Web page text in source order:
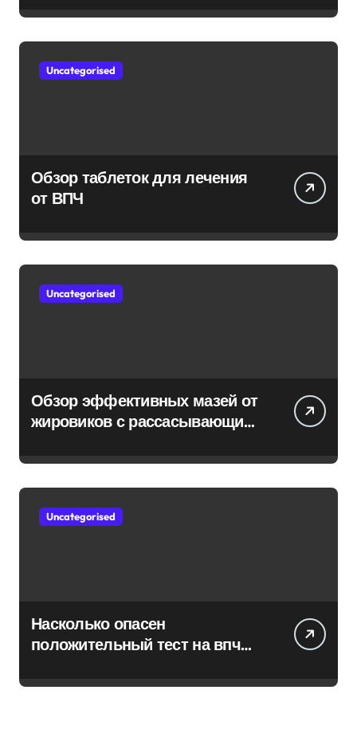
Uncategorised
Обзор таблеток для лечения
от ВПЧ
Uncategorised
Обзор эффективных мазей от
жировиков с рассасывающим
Uncategorised
Насколько опасен
положительный тест на впч